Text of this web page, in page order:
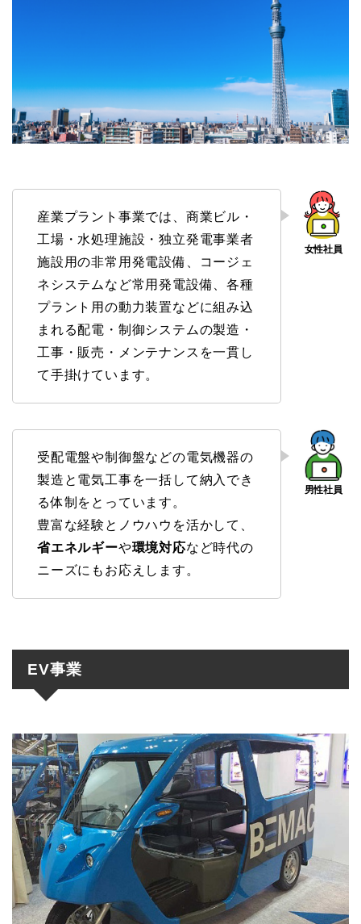
産業プラント事業では、商業ビル・
工場・水処理施設・独立発電事業者
施設用の非常用発電設備、コージェ
ネシステムなど常用発電設備、各種
プラント用の動力装置などに組み込
まれる配電・制御システムの製造・
工事・販売・メンテナンスを一貫し
て手掛けています。
受配電盤や制御盤などの電気機器の
製造と電気工事を一括して納入でき
る体制をとっています。
豊富な経験とノウハウを活かして、
省エネルギーや環境対応など時代の
ニーズにもお応えします。
EV事業